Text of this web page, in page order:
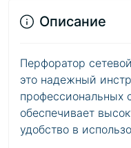
Описание
Перфоратор
это надежный
профессиональных
обеспечивает
удобство в